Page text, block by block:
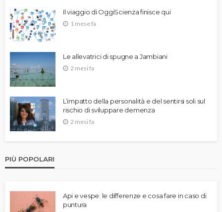
Il viaggio di OggiScienza finisce qui
1 mese fa
Le allevatrici di spugne a Jambiani
2 mesi fa
L’impatto della personalità e del sentirsi soli sul
rischio di sviluppare demenza
2 mesi fa
PIÙ POPOLARI
Api e vespe: le differenze e cosa fare in caso di
puntura